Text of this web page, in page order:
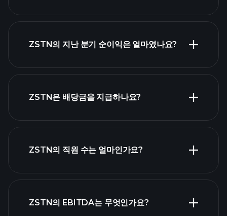
제표
ZSTN의 지난 분기 순이익은 얼마였나요?
ZSTN은 배당금을 지급하나요?
목록
ZSTN의 직원 수는 얼마인가요?
용주 목록
ZSTN의 EBITDA는 무엇인가요?